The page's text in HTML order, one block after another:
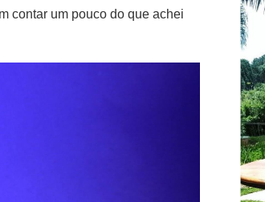
contar um pouco do que achei